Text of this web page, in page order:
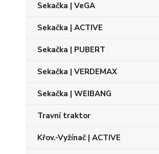
Sekačka | VeGA
Sekačka | ACTIVE
Sekačka | PUBERT
Sekačka | VERDEMAX
Sekačka | WEIBANG
Travní traktor
Křov.-Vyžínač | ACTIVE